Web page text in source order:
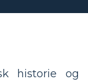
historie og